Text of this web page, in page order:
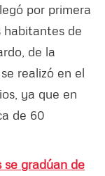
por primera
habitantes de
de la
realizó en el
ya que en
de 60
se gradúan de